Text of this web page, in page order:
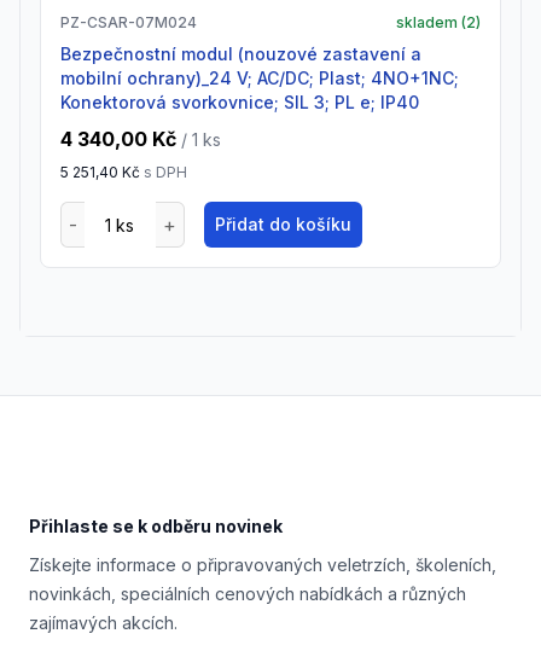
PZ-CSAR-07M024 skladem (2)
Bezpečnostní modul (nouzové zastavení a
mobilní ochrany)_24 V; AC/DC; Plast; 4NO+1NC;
Konektorová svorkovnice; SIL 3; PL e; IP40
4 340,00 Kč / 1 ks
5 251,40 Kč s DPH
Přidat do košíku
Přihlaste se k odběru novinek
Získejte informace o připravovaných veletrzích, školeních,
novinkách, speciálních cenových nabídkách a různých
zajímavých akcích.